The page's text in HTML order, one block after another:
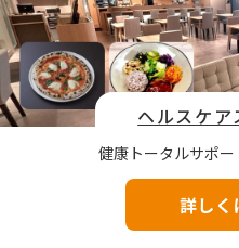
ヘルスケア
健康トータルサポ
詳しく